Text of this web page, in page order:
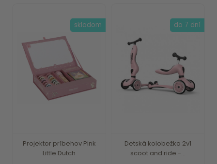
Projektor príbehov Pink
Little Dutch
skladom
Detská kolobežka 2v1
scoot and ride -...
do 7 dní